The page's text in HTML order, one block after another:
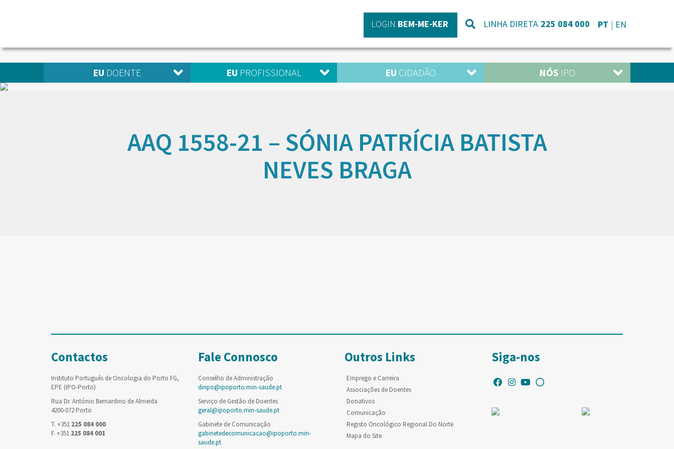
LOGIN BEM-ME-KER LINHA DIRETA 225 084 000 PT EN
EU DOENTE EU PROFISSIONAL EU CIDADÃO NÓS IPO
AAQ 1558-21 – SÓNIA PATRÍCIA BATISTA
NEVES BRAGA
Contactos
Instituto Português de Oncologia do Porto FG,
EPE (IPO-Porto)
Rua Dr. António Bernardino de Almeida
4200-072 Porto
T. +351 225 084 000
F. +351 225 084 001
Fale Connosco
Conselho de Administração
diripo@ipoporto.min-saude.pt
Serviço de Gestão de Doentes
geral@ipoporto.min-saude.pt
Gabinete de Comunicação
gabinetedecomunicacao@ipoporto.min-
saude.pt
Outros Links
Emprego e Carreira
Associações de Doentes
Donativos
Comunicação
Registo Oncológico Regional Do Norte
Mapa do Site
Siga-nos